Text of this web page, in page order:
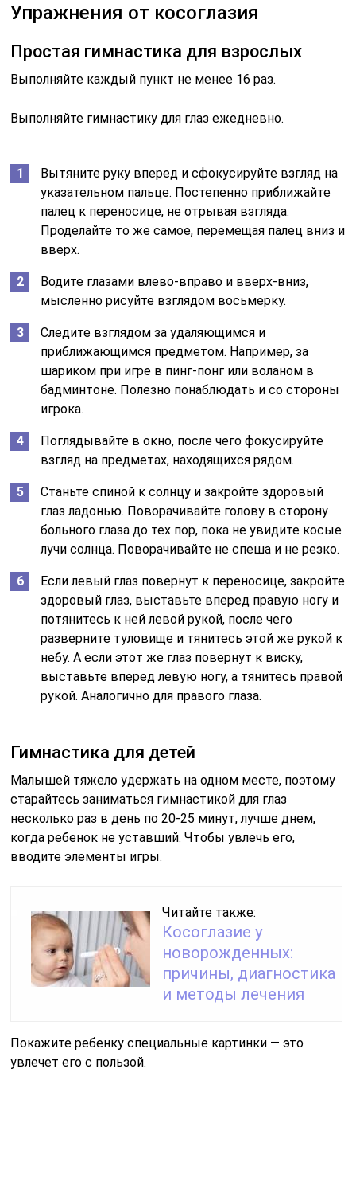
Упражнения от косоглазия
Простая гимнастика для взрослых
Выполняйте каждый пункт не менее 16 раз.
Выполняйте гимнастику для глаз ежедневно.
Вытяните руку вперед и сфокусируйте взгляд на
указательном пальце. Постепенно приближайте
палец к переносице, не отрывая взгляда.
Проделайте то же самое, перемещая палец вниз и
вверх.
Водите глазами влево-вправо и вверх-вниз,
мысленно рисуйте взглядом восьмерку.
Следите взглядом за удаляющимся и
приближающимся предметом. Например, за
шариком при игре в пинг-понг или воланом в
бадминтоне. Полезно понаблюдать и со стороны
игрока.
Поглядывайте в окно, после чего фокусируйте
взгляд на предметах, находящихся рядом.
Станьте спиной к солнцу и закройте здоровый
глаз ладонью. Поворачивайте голову в сторону
больного глаза до тех пор, пока не увидите косые
лучи солнца. Поворачивайте не спеша и не резко.
Если левый глаз повернут к переносице, закройте
здоровый глаз, выставьте вперед правую ногу и
потянитесь к ней левой рукой, после чего
разверните туловище и тянитесь этой же рукой к
небу. А если этот же глаз повернут к виску,
выставьте вперед левую ногу, а тянитесь правой
рукой. Аналогично для правого глаза.
Гимнастика для детей
Малышей тяжело удержать на одном месте, поэтому
старайтесь заниматься гимнастикой для глаз
несколько раз в день по 20-25 минут, лучше днем,
когда ребенок не уставший. Чтобы увлечь его,
вводите элементы игры.
Читайте также:
Косоглазие у
новорожденных:
причины, диагностика
и методы лечения
Покажите ребенку специальные картинки — это
увлечет его с пользой.